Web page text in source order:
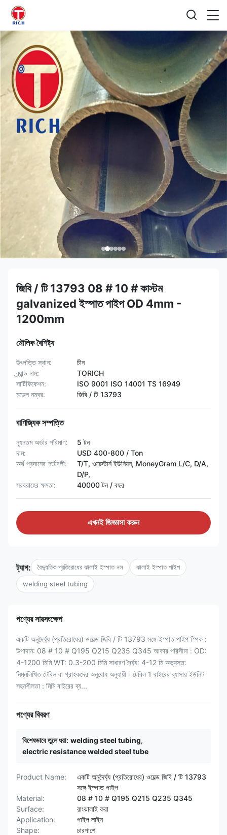
জিবি / টি 13793 08 # 10 # কাস্টম
galvanized ইস্পাত পাইপ OD 4mm -
1200mm
মৌলিক বৈশিষ্ট্য
উৎপত্তি স্থান:
চীন
ব্র্যান্ড নাম:
TORICH
সার্টিফিকেশন:
ISO 9001 ISO 14001 TS 16949
মডেল নম্বর:
জিবি / টি 13793
বাণিজ্যিক সম্পত্তি
ন্যূনতম অর্ডার পরিমাণ:
5 টন
দাম:
USD 400-800 / Ton
অর্থ প্রদানের শর্তাবলী:
T/T, ওয়েস্টার্ন ইউনিয়ন, MoneyGram L/C, D/A,
D/P,
সরবরাহের ক্ষমতা:
40000 টন / বছর
এখনই জিজ্ঞাসা করুন
ট্যাগ: বৈদ্যুতিক প্রতিরোধের ঝালাই ইস্পাত নল ঝালাই ইস্পাত পাইপ
welding steel tubing
পণ্যের সারসংক্ষেপ
একটি অনুদৈর্ঘ্য (প্রতিরোধের) ওয়েল্ড জিবি / টি 13793 সঙ্গে ইস্পাত পাইপ স্পিক :
উপাদান: 08 # 10 # Q195 Q215 Q235 Q345 আকার পরিসীমা : OD:
4-1200 মিমি WT: 0.3-200 মিমি সাধারণ দৈর্ঘ্য: 4-12 মি অভ্যস্ত:
নিম্নলিখিত টেবিল বা গ্রাহকদের অনুরোধ অনুযায়ী। টেবিল 1 বাইরের ব্যাসার ইউনিট
সহনশীলতা : মিমি বাইরের ব্য...
পণ্যের বিবরণ
বিশেষভাবে তুলে ধরা: welding steel tubing,
electric resistance welded steel tube
Product Name:
একটি অনুদৈর্ঘ্য (প্রতিরোধের) ওয়েল্ড জিবি / টি 13793
সঙ্গে ইস্পাত পাইপ
Material:
08 # 10 # Q195 Q215 Q235 Q345
Surface:
রাংঝালাই করা
Application:
পাইপ লাইন
Shape:
চারপাশে